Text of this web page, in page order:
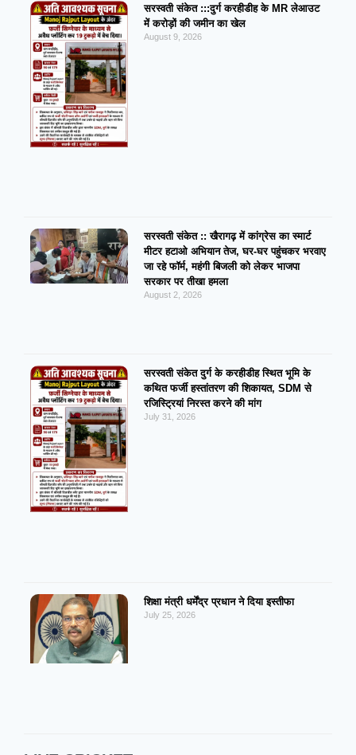
सरस्वती संकेत :::दुर्ग करहीडीह के MR लेआउट
में करोड़ों की जमीन का खेल
August 9, 2026
सरस्वती संकेत :: खैरागढ़ में कांग्रेस का स्मार्ट
मीटर हटाओ अभियान तेज, घर-घर पहुंचकर भरवाए
जा रहे फॉर्म, महंगी बिजली को लेकर भाजपा
सरकार पर तीखा हमला
August 2, 2026
सरस्वती संकेत दुर्ग के करहीडीह स्थित भूमि के
कथित फर्जी हस्तांतरण की शिकायत, SDM से
रजिस्ट्रियां निरस्त करने की मांग
July 31, 2026
शिक्षा मंत्री धर्मेंद्र प्रधान ने दिया इस्तीफा
July 25, 2026